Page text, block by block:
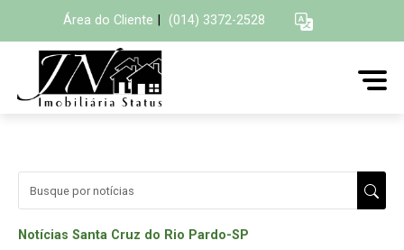
Área do Cliente (014) 3372-2528
Notícias Santa Cruz do Rio Pardo-SP